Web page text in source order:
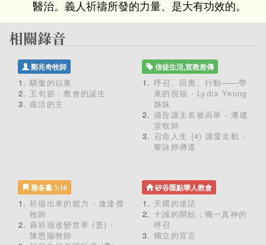
醫治。義人祈禱所發的力量、是大有功效的。
鄭兆奇牧師
驕傲的以東
五旬節：教會的誕生
復活的主
信徒生活,宣教差傳
呼召、回應、行動——帶
來的祝福 - Lydia Yeung
姊妹
禱告讓主名被高舉 - 潘建
堂牧師
召命人生 (4) 讓愛走動 -
黎詠婷傳道
雅各書 5:16
祈禱出來的能力 - 連達傑
牧師
藉祈禱改變世界 (普) -
陳恩賜牧師
矽谷匯點華人教會
天國的迷語
十誡的開始：獨一真神的
呼召
獨立的宣言